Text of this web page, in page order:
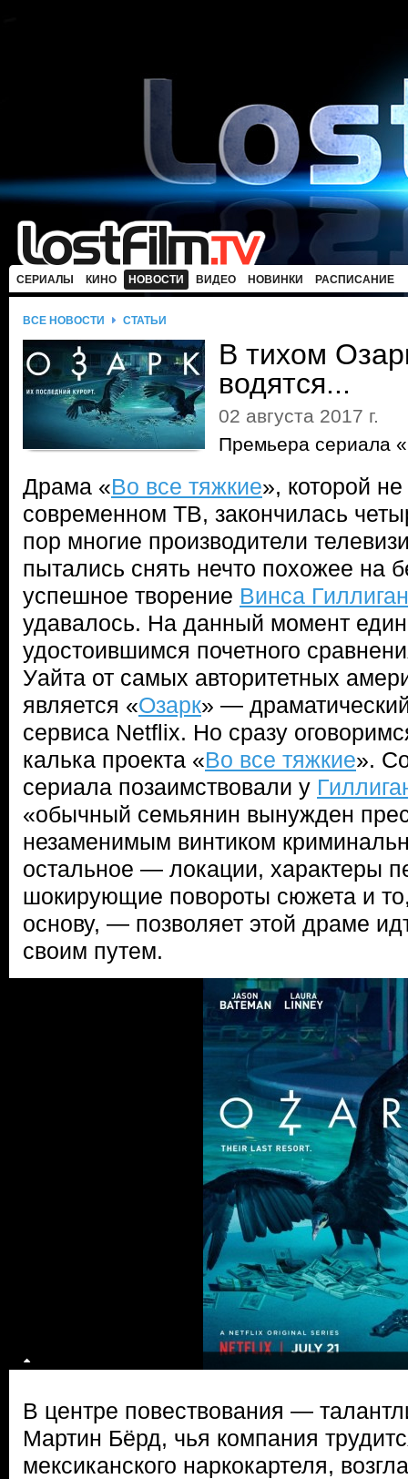
СЕРИАЛЫ КИНО НОВОСТИ ВИДЕО НОВИНКИ РАСПИСАНИЕ
ВСЕ НОВОСТИ СТАТЬИ
В тихом
водятся...
02 августа 2017 г.
Премьера сериала
Драма «Во все тяжкие», которой
современном ТВ, закончилась
пор многие производители
пытались снять нечто похожее на
успешное творение Винса
удавалось. На данный момент
удостоившимся почетного
Уайта от самых авторитетных
является «Озарк» —
сервиса Netflix. Но сразу
калька проекта «Во все тяжкие».
сериала позаимствовали у
«обычный семьянин вынужден
незаменимым винтиком
остальное — локации, характеры
шокирующие повороты сюжета и
основу, — позволяет этой драме
своим путем.
В центре повествования —
Мартин Бёрд, чья компания
мексиканского наркокартеля,